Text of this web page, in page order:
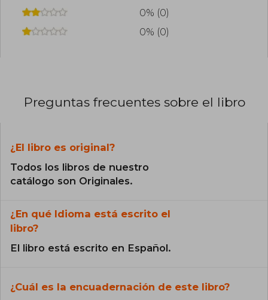
0% (0)
0% (0)
Preguntas frecuentes sobre el libro
¿El libro es original?
Todos los libros de nuestro
catálogo son Originales.
¿En qué Idioma está escrito el
libro?
El libro está escrito en Español.
¿Cuál es la encuadernación de este libro?